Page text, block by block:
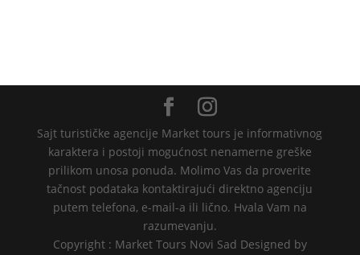
Sajt turističke agencije Market tours je informativnog
karaktera i postoji mogućnost nenamerne greške
prilikom unosa ponuda. Molimo Vas da proverite
tačnost podataka kontaktirajući direktno agenciju
putem telefona, e-mail-a ili lično. Hvala Vam na
razumevanju.
Copyright : Market Tours Novi Sad Designed by